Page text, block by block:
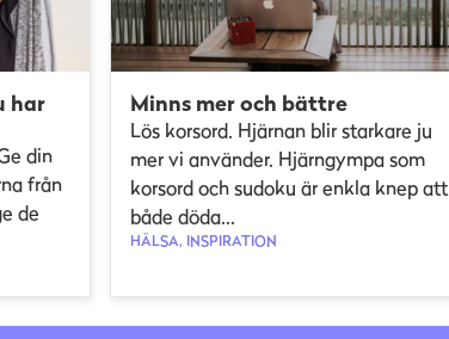
har
din
från
de
Minns mer och bättre
Lös korsord. Hjärnan blir starkare ju
mer vi använder. Hjärngympa som
korsord och sudoku är enkla knep att
både döda...
HÄLSA, INSPIRATION